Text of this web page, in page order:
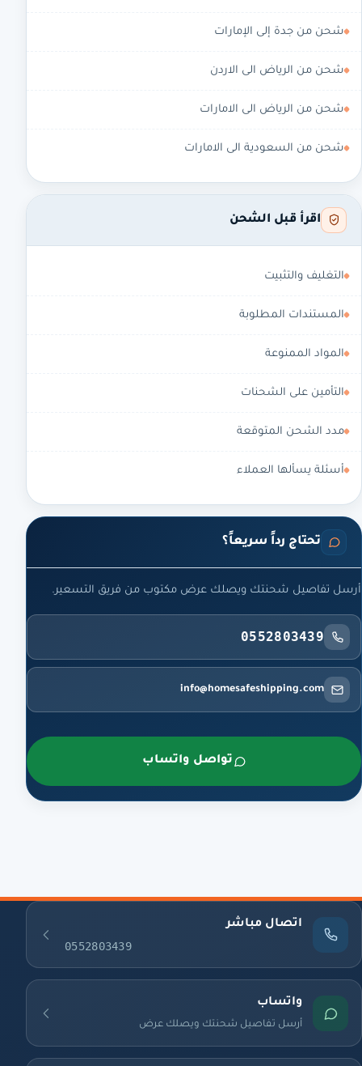
شحن من جدة إلى الإمارات
شحن من الرياض الى الاردن
شحن من الرياض الى الامارات
شحن من السعودية الى الامارات
اقرأ قبل الشحن
التغليف والتثبيت
المستندات المطلوبة
المواد الممنوعة
التأمين على الشحنات
مدد الشحن المتوقعة
أسئلة يسألها العملاء
تحتاج رداً سريعاً؟
أرسل تفاصيل شحنتك ويصلك عرض مكتوب من فريق التسعير.
0552803439
info@homesafeshipping.com
تواصل واتساب
اتصال مباشر
0552803439
واتساب
أرسل تفاصيل شحنتك ويصلك عرض